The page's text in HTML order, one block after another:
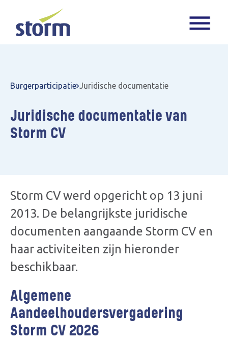
Burgerparticipatie Juridische documentatie
Juridische documentatie van
Storm CV
Storm CV werd opgericht op 13 juni
2013. De belangrijkste juridische
documenten aangaande Storm CV en
haar activiteiten zijn hieronder
beschikbaar.
Algemene
Aandeelhoudersvergadering
Storm CV 2026